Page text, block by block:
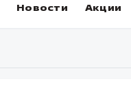
Новости Акции